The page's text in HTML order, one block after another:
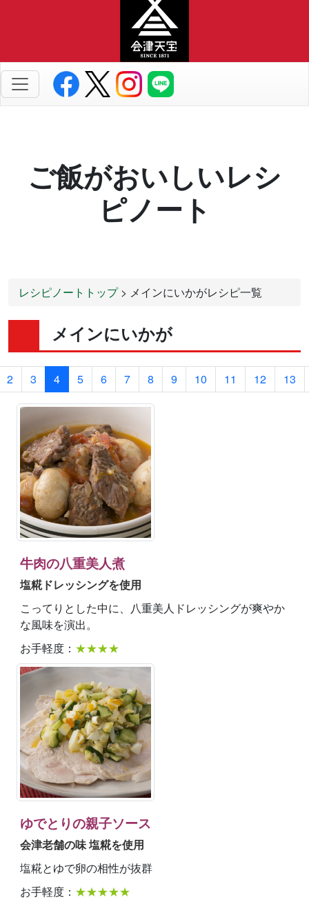
ご飯がおいしいレシ
ピノート
レシピノートトップ> メインにいかがレシピ一覧
メインにいかが
2 3 4 5 6 7 8 9 10 11 12 13
牛肉の八重美人煮
塩糀ドレッシングを使用
こってりとした中に、八重美人ドレッシングが爽やか
な風味を演出。
お手軽度： ★★★★
ゆでとりの親子ソース
会津老舗の味 塩糀を使用
塩糀とゆで卵の相性が抜群
お手軽度： ★★★★★